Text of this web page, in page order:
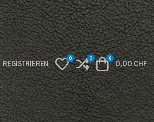
My Wishlist
0 Compare
0 Warenkorb
0
0,00 CHF